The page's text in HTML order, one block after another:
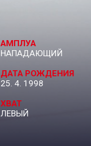
АМПЛУА
НАПАДАЮЩИЙ
ДАТА РОЖДЕНИЯ
25. 4. 1998
ХВАТ
ЛЕВЫЙ